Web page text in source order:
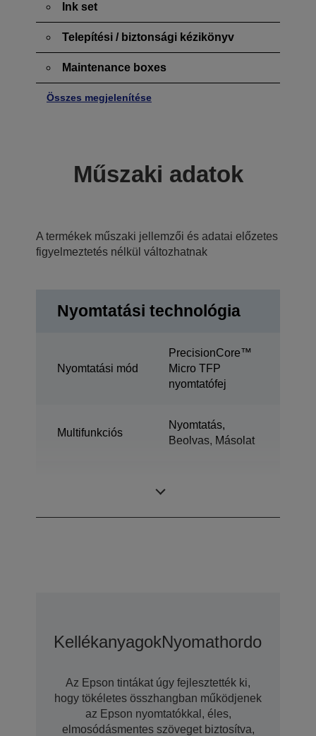
Ink set
Telepítési / biztonsági kézikönyv
Maintenance boxes
Összes megjelenítése
Műszaki adatok
A termékek műszaki jellemzői és adatai előzetes
figyelmeztetés nélkül változhatnak
Nyomtatási technológia
Nyomtatási mód
PrecisionCore™
Micro TFP
nyomtatófej
Multifunkciós
Nyomtatás,
Beolvas, Másolat
KellékanyagokNyomathordozó
Az Epson tintákat úgy fejlesztették ki,
hogy tökéletes összhangban működjenek
az Epson nyomtatókkal, éles,
elmosódásmentes szöveget biztosítva,